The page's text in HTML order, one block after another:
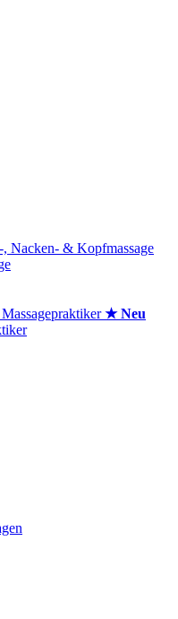
Nacken- & Kopfmassage
★ Neu